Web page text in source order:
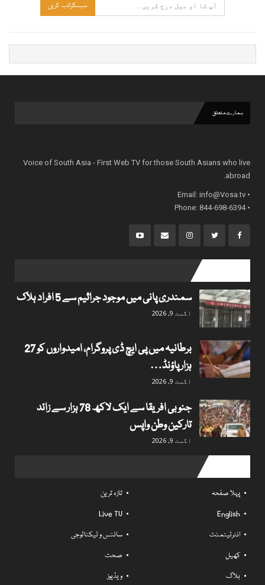
سبسکرائب کریں
ہمارے متعلق
Voice of South Asia - First Web TV for those South Asians who live
abroad.
• Email:
info@Vosa.tv
• Phone: 844-698-6394
سمندری پانی میں موجود جراثیم سے 5 افراد ہلاک
اگست 9, 2026
برطانیہ میں پی ایچ ڈی پروگرام، امیدواروں کو 27
ہزار پاؤنڈ…
اگست 9, 2026
جنوبی افریقا سے ایک لاکھ 78 ہزار سے زائد
تارکین وطن واپس
اگست 9, 2026
پہلا صفحہ
تازہ ترین
English
Live TV
انٹرٹینمنٹ
سائنس و ٹیکنالوجی
کھیل
صحت
بلاگ
ویڈیوز